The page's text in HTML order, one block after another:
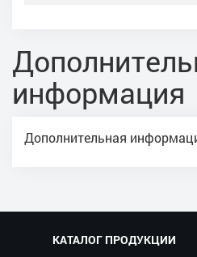
информация
Дополнительная
КАТАЛОГ ПРОДУКЦИИ